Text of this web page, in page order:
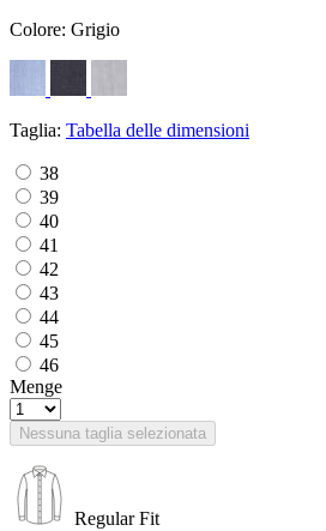
Colore: Grigio
Taglia: Tabella delle dimensioni
38
39
40
41
42
43
44
45
46
Menge
Nessuna taglia selezionata
Regular Fit